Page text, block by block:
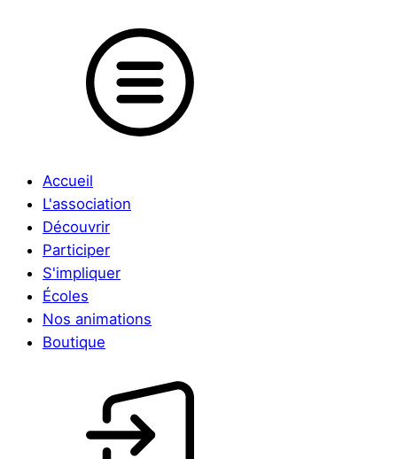
Accueil
L'association
Découvrir
Participer
S'impliquer
Écoles
Nos animations
Boutique